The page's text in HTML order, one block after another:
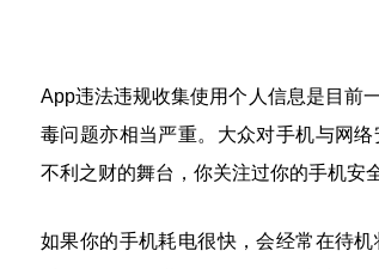
App违法违规收集使用个人信息是目前
毒问题亦相当严重。大众对手机与网
不利之财的舞台，你关注过你的手机安
如果你的手机耗电很快，会经常在待